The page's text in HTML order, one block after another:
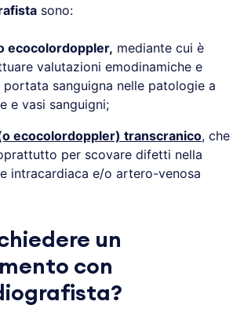
sono:
ecocolordoppler, mediante cui è
valutazioni emodinamiche e
portata sanguigna nelle patologie a
e vasi sanguigni;
ecocolordoppler) transcranico, che
per scovare difetti nella
intracardiaca e/o artero-venosa
un
con